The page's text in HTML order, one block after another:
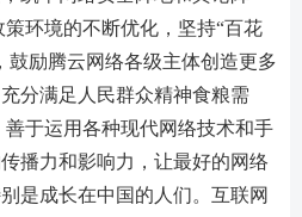
环境的不断优化，坚持“百花
鼓励腾云网络各级主体创造更多
分满足人民群众精神食粮需
于运用各种现代网络技术和手
播力和影响力，让最好的网络
是成长在中国的人们。互联网